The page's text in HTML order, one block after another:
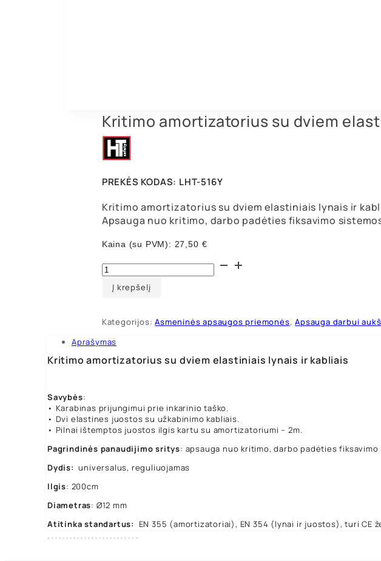
Kritimo amortizatorius su dviem
PREKĖS KODAS: LHT-516Y
Kritimo amortizatorius su dviem elastiniais lynais ir
Apsauga nuo kritimo, darbo padėties fiksavimo
Kaina (su PVM): 27,50 €
produkto
kiekis:
Kritimo
amortizatorius
dviem
elastiniais
lynais
kabliais
Į krepšelį
Kategorijos:Asmeninės apsaugos priemonės,Apsauga darbui
Aprašymas
Kritimo amortizatorius su dviem elastiniais lynais ir kabliais
Savybės:
• Karabinas prijungimui prie inkarinio taško.
• Dvi elastines juostos su užkabinimo kabliais.
• Pilnai ištemptos juostos ilgis kartu su amortizatoriumi – 2m.
Pagrindinės panaudijimo sritys: apsauga nuo kritimo, darbo padėties
Dydis: universalus, reguliuojamas
Ilgis: 200cm
Diametras: Ø12 mm
Atitinka standartus:
EN 355 (amortizatoriai), EN 354 (lynai ir juostos), turi CE